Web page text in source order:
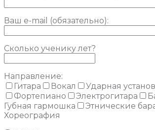
Ваш e-mail (обязательно):
Сколько ученику лет?
Направление:
Гитара
Вокал Ударная
Фортепиано
Электрогитара
Губная гармошка
Этнические
Хореография